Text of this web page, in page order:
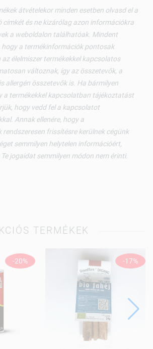
átvételekor minden esetben olvasd el a
címkét és ne kizárólag azon információkra
a weboldalon találhatóak. Mindent
hogy a termékinformációk pontosak
az élelmiszer termékekkel kapcsolatos
változnak, így az összetevők, a
allergén összetevők is. Ha bármilyen
a termékekkel kapcsolatban tájékoztatást
hogy vedd fel a kapcsolatot
Annak ellenére, hogy a
frissítésre kerülnek cégünk
semmilyen helytelen információért,
jogaidat semmilyen módon nem érinti.
TERMÉKEK
-20% -17%